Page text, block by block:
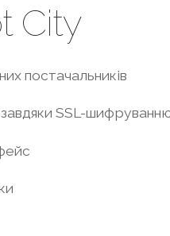
City
постачальників
завдяки SSL-